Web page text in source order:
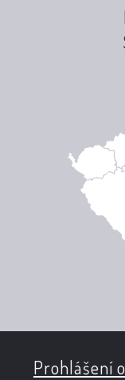
Prohlášení